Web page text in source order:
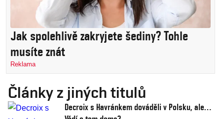
Jak spolehlivě zakryjete šediny? Tohle
musíte znát
Reklama
Články z jiných titulů
Decroix s Havránkem dováděli v Polsku, ale…